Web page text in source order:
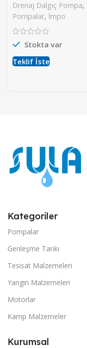
Drenaj Dalgıç Pompa,
Pompalar, İmpo
Stokta var
Teklif İste
Kategoriler
Pompalar
Genleşme Tankı
Tesisat Malzemeleri
Yangın Malzemeleri
Motorlar
Kamp Malzemeler
Kurumsal